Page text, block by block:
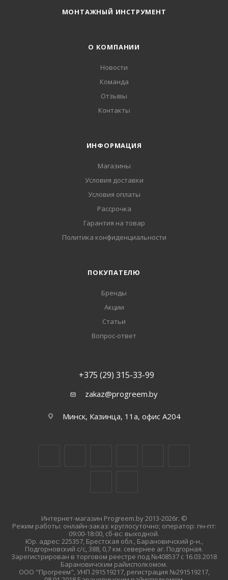
МОНТАЖНЫЙ ИНСТРУМЕНТ
О КОМПАНИИ
Новости
Команда
Отзывы
Контакты
ИНФОРМАЦИЯ
Магазины
Условия доставки
Условия оплаты
Рассрочка
Гарантия на товар
Политика конфиденциальности
ПОКУПАТЕЛЮ
Бренды
Акции
Статьи
Вопрос-ответ
+375 (29) 315-33-99
zakaz@progreem.by
Минск, Казинца, 11а, офис А204
Интернет-магазин Progreem.by 2013-2026г. ©
Режим работы: онлайн-заказ: круглосуточно; оператор: пн-пт:
09:00-18:00, сб-вс: выходной.
Юр. адрес: 225357, Брестская обл., Барановичский р-н.,
Подгорновский с/с, 388, 0,7 км. севернее аг. Подгорная.
Зарегистрирован в торговом реестре под №408537 с 16.03.2018
Барановичским райисполкомом.
ООО "Прогреем", УНП 291519217, регистрация №291519217,